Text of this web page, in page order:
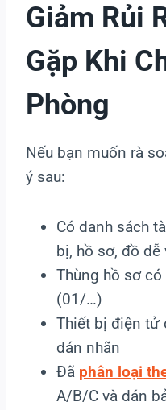
Giảm Rủi
Gặp Khi
Phòng
Nếu bạn muốn rà
ý sau:
Có danh sách
bị, hồ sơ, đồ dễ
Thùng hồ sơ
(01/…)
Thiết bị điện tử
dán nhãn
Đã phân loại
A/B/C và dán